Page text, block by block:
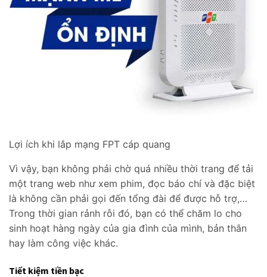
Lợi ích khi lắp mạng FPT cáp quang
Vì vậy, bạn không phải chờ quá nhiều thời trang để tải
một trang web như xem phim, đọc báo chí và đặc biệt
là không cần phải gọi đến tổng đài để được hỗ trợ,…
Trong thời gian rảnh rỗi đó, bạn có thể chăm lo cho
sinh hoạt hàng ngày của gia đình của mình, bản thân
hay làm công việc khác.
Tiết kiệm tiền bạc